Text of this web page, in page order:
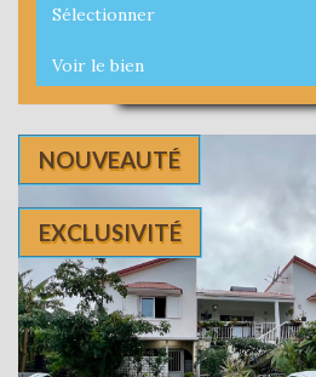
Sélectionner
Voir le bien
EXCLUSIVITÉ
NOUVEAUTÉ